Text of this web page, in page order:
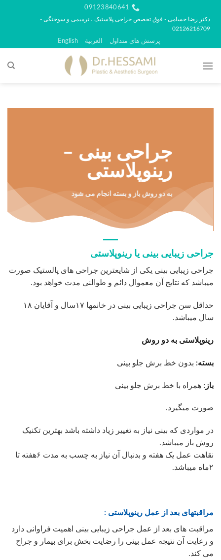
محتوا
09123840641
دکتر رضا حسامی - فوق تخصص جراحی پلاستیک ، ترمیمی و سوختگی -
02126216709
پرسش های متداول العربية English
جراحی بینی –
رینوپلاستی
به دو روش باز و بسته انجام می شود
جراحی زیبایی بینی یا رینوپلاستی
جراحی زیبایی بینی یکی از شایعترین جراحی های پالستیک صورت
میباشد که نتایج آن معموال دائم و طوالنی مدت خواهد بود.
حداقل سن جراحی زیبایی بینی در خانمها ۱۷سال و آقایان ۱۸
سال میباشد.
رینوپلاستی به دو روش
بسته: بدون خط برش جلو بینی
باز: همراه با خط برش جلو بینی
صورت میگیرد.
در مواردی که بینی نیاز به تغییر زیاد داشته باشد بهترین تکنیک
روش باز میباشد.
نقاهت عمل یک هفته و بدنبال آن نیاز به چسب به مدت ۶هفته تا
۲ماه میباشد.
مراقبتهای بعد از عمل رینوپلاستی :
مراقبت های بعد از عمل جراحی زیبایی بینی اهمیت فراوانی دارد
و رعایت آن نتیجه عمل بینی را رضایت بخش برای بیمار و جراح
می کند.